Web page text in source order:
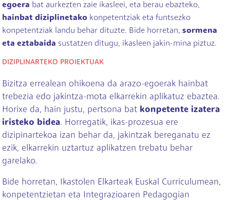
egoera bat aurkezten zaie ikasleei, eta berau ebazteko,
hainbat diziplinetako konpetentziak eta funtsezko
konpetentziak landu behar dituzte. Bide horretan, sormena
eta eztabaida sustatzen ditugu, ikasleen jakin-mina piztuz.
DIZIPLINARTEKO PROIEKTUAK
Bizitza errealean ohikoena da arazo-egoerak hainbat
trebezia edo jakintza-mota elkarrekin aplikatuz ebaztea.
Horixe da, hain justu, pertsona bat konpetente izatera
iristeko bidea. Horregatik, ikas-prozesua ere
dizipinartekoa izan behar da, jakintzak bereganatu ez
ezik, elkarrekin uztartuz aplikatzen trebatu behar
garelako.
Bide horretan, Ikastolen Elkarteak Euskal Curriculumean,
konpetentzietan eta Integrazioaren Pedagogian